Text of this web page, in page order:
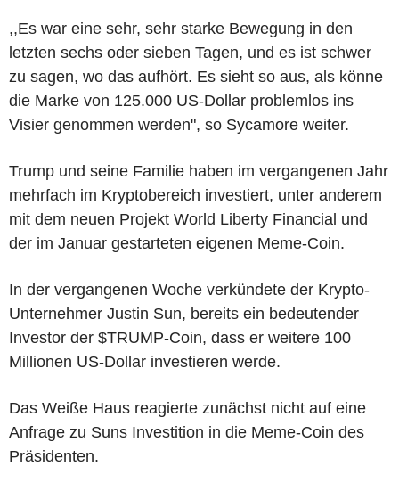
,,Es war eine sehr, sehr starke Bewegung in den
letzten sechs oder sieben Tagen, und es ist schwer
zu sagen, wo das aufhört. Es sieht so aus, als könne
die Marke von 125.000 US-Dollar problemlos ins
Visier genommen werden", so Sycamore weiter.
Trump und seine Familie haben im vergangenen Jahr
mehrfach im Kryptobereich investiert, unter anderem
mit dem neuen Projekt World Liberty Financial und
der im Januar gestarteten eigenen Meme-Coin.
In der vergangenen Woche verkündete der Krypto-
Unternehmer Justin Sun, bereits ein bedeutender
Investor der $TRUMP-Coin, dass er weitere 100
Millionen US-Dollar investieren werde.
Das Weiße Haus reagierte zunächst nicht auf eine
Anfrage zu Suns Investition in die Meme-Coin des
Präsidenten.